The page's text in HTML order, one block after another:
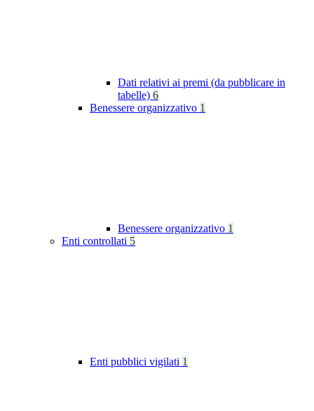
Dati relativi ai premi (da pubblicare in
tabelle) 6
Benessere organizzativo 1
Benessere organizzativo 1
Enti controllati 5
Enti pubblici vigilati 1